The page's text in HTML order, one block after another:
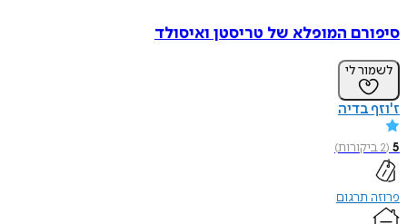
סיפורם המופלא של טריסטן ואיסולד
לשמור לי
ז'וזף בדיה
5
(
2ביקורות)
פרוזה תרגום